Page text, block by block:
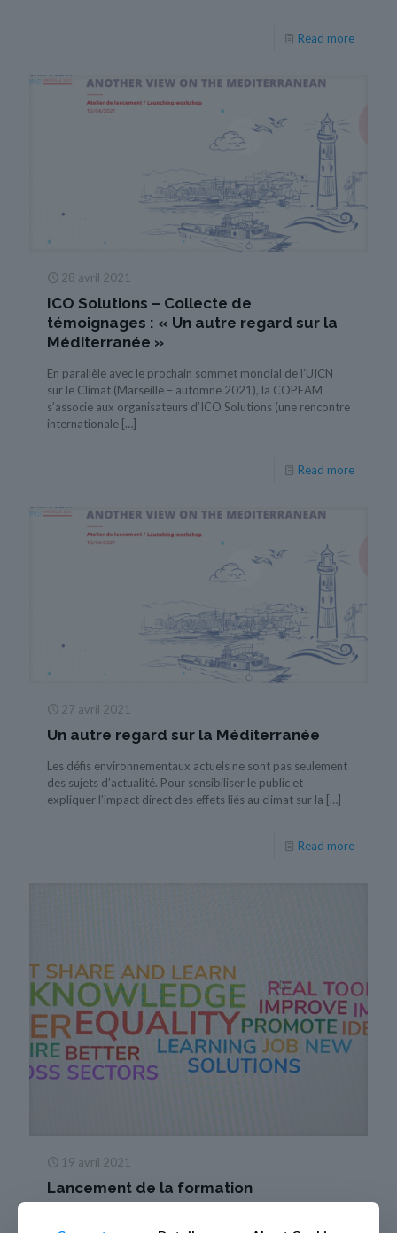
Read more
28 avril 2021
ICO Solutions – Collecte de
témoignages : « Un autre regard sur la
Méditerranée »
En parallèle avec le prochain sommet mondial de l’UICN
sur le Climat (Marseille – automne 2021), la COPEAM
s’associe aux organisateurs d’ICO Solutions (une rencontre
internationale […]
Read more
27 avril 2021
Un autre regard sur la Méditerranée
Les défis environnementaux actuels ne sont pas seulement
des sujets d’actualité. Pour sensibiliser le public et
expliquer l’impact direct des effets liés au climat sur la […]
Read more
19 avril 2021
Lancement de la formation
participative sur « l’égalité des genres
dans les médias »